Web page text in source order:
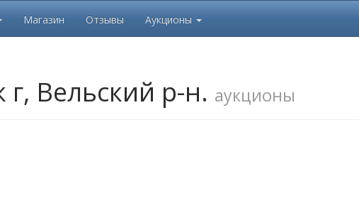
Магазин Отзывы Аукционы
г, Вельский р-н. аукционы